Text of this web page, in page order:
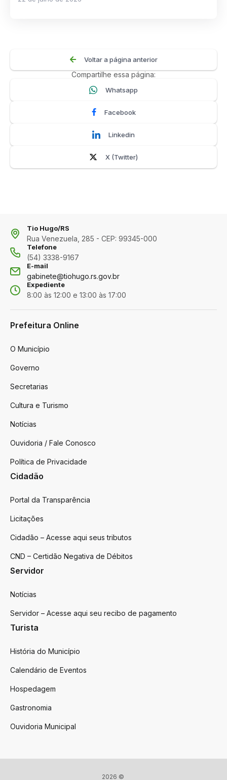
Voltar a página anterior
Compartilhe essa página:
Whatsapp
Facebook
Linkedin
X (Twitter)
Tio Hugo/RS
Rua Venezuela, 285 - CEP: 99345-000
Telefone
(54) 3338-9167
E-mail
gabinete@tiohugo.rs.gov.br
Expediente
8:00 às 12:00 e 13:00 às 17:00
Prefeitura Online
O Município
Governo
Secretarias
Cultura e Turismo
Notícias
Ouvidoria / Fale Conosco
Política de Privacidade
Cidadão
Portal da Transparência
Licitações
Cidadão – Acesse aqui seus tributos
CND – Certidão Negativa de Débitos
Servidor
Notícias
Servidor – Acesse aqui seu recibo de pagamento
Turista
História do Município
Calendário de Eventos
Hospedagem
Gastronomia
Ouvidoria Municipal
2026 ©